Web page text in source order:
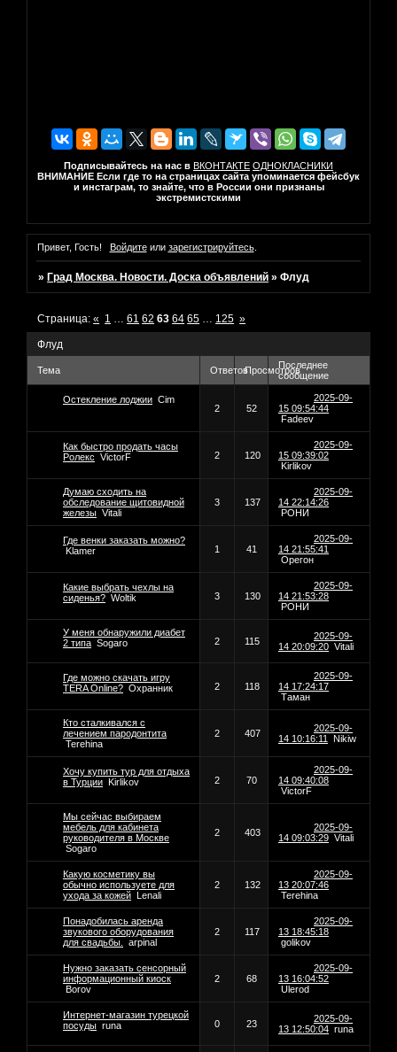
Подписывайтесь на нас в ВКОНТАКТЕ ОДНОКЛАСНИКИ
ВНИМАНИЕ Если где то на страницах сайта упоминается фейсбук
и инстаграм, то знайте, что в России они признаны
экстремистскими
Привет, Гость! Войдитеили зарегистрируйтесь.
» Град Москва. Новости. Доска объявлений »Флуд
Флуд
Страница:« 1 61 62 63 64 65 125 »
Тема ОтветовПросмотровПоследнее
сообщение
Остекление лоджии Cim
2
52
2025-09-
15 09:54:44
Fadeev
Как быстро продать часы
Ролекс VictorF 2 120
2025-09-
15 09:39:02
Kirlikov
Думаю сходить на
обследование щитовидной
железы Vitali
3 137
2025-09-
14 22:14:26
РОНИ
Где венки заказать можно?
Klamer
1 41
2025-09-
14 21:55:41
Орегон
Какие выбрать чехлы на
сиденья? Woltik 3 130
2025-09-
14 21:53:28
РОНИ
У меня обнаружили диабет
2 типа Sogaro 2 115
2025-09-
14 20:09:20 Vitali
Где можно скачать игру
TERA Online? Охранник 2 118
2025-09-
14 17:24:17
Таман
Кто сталкивался с
лечением пародонтита
Terehina
2 407
2025-09-
14 10:16:11
Nikiw
Хочу купить тур для отдыха
в Турции Kirlikov 2 70
2025-09-
14 09:40:08
VictorF
Мы сейчас выбираем
мебель для кабинета
руководителя в Москве
Sogaro
2 403
2025-09-
14 09:03:29 Vitali
Какую косметику вы
обычно используете для
ухода за кожей Lenali
2 132
2025-09-
13 20:07:46
Terehina
Понадобилась аренда
звукового оборудования
для свадьбы.
arpinal
2 117
2025-09-
13 18:45:18
golikov
Нужно заказать сенсорный
информационный киоск
Borov
2 68
2025-09-
13 16:04:52
Ulerod
Интернет-магазин турецкой
посуды runa 0 23
2025-09-
13 12:50:04 runa